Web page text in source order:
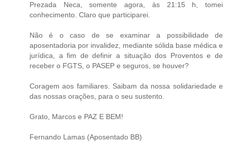
Prezada Neca, somente agora, às 21:15 h, tomei
conhecimento. Claro que participarei.
Não é o caso de se examinar a possibilidade de
aposentadoria por invalidez, mediante sólida base médica e
jurídica, a fim de definir a situação dos Proventos e de
receber o FGTS, o PASEP e seguros, se houver?
Coragem aos familiares. Saibam da nossa solidariedade e
das nossas orações, para o seu sustento.
Grato, Marcos e PAZ E BEM!
Fernando Lamas (Aposentado BB)